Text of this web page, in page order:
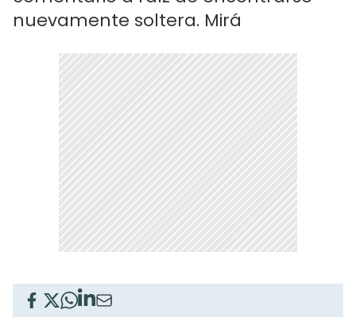
nuevamente soltera. Mirá